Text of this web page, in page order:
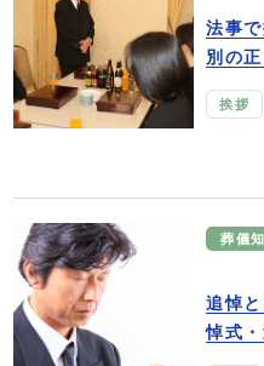
法事
別の
挨拶
葬儀
追悼
悼式